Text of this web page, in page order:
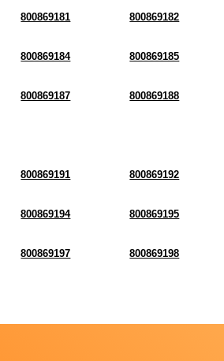
800869181 800869182
800869184 800869185
800869187 800869188
800869191 800869192
800869194 800869195
800869197 800869198